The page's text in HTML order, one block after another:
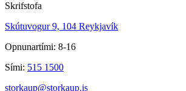
Skrifstofa
Skútuvogur 9, 104 Reykjavík
Opnunartími: 8-16
Sími: 515 1500
storkaup@storkaup.is